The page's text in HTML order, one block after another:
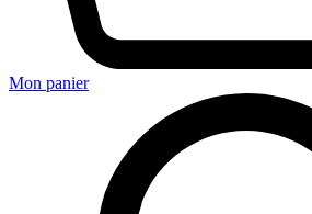
Mon panier